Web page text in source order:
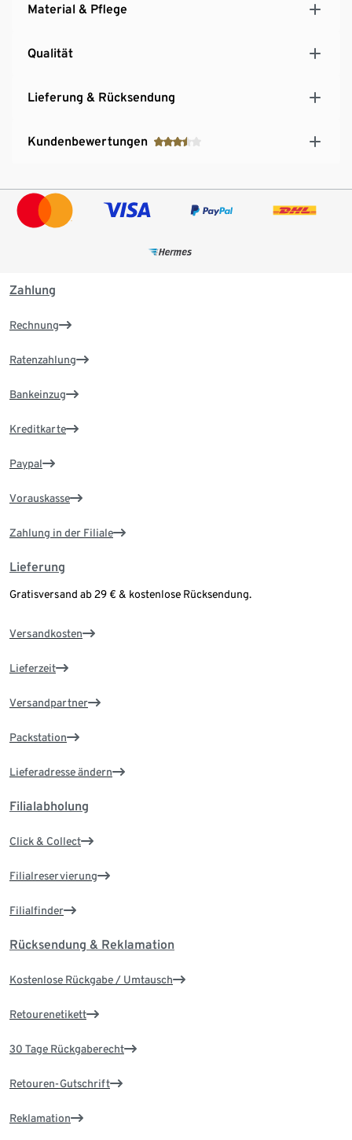
Material & Pflege
Qualität
Lieferung & Rücksendung
Kundenbewertungen
Zahlung
Rechnung
Ratenzahlung
Bankeinzug
Kreditkarte
Paypal
Vorauskasse
Zahlung in der Filiale
Lieferung
Gratisversand ab 29 € & kostenlose Rücksendung.
Versandkosten
Lieferzeit
Versandpartner
Packstation
Lieferadresse ändern
Filialabholung
Click & Collect
Filialreservierung
Filialfinder
Rücksendung & Reklamation
Kostenlose Rückgabe / Umtausch
Retourenetikett
30 Tage Rückgaberecht
Retouren-Gutschrift
Reklamation